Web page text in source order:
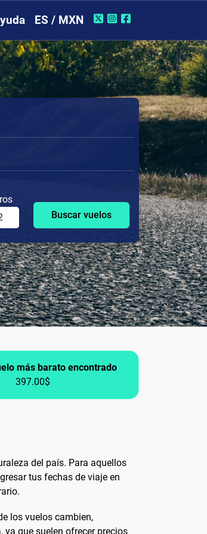
ES / MXN
Buscar vuelos
más barato encontrado
397.00$
del país. Para aquellos
tus fechas de viaje en
los vuelos cambien,
que suelen ofrecer precios